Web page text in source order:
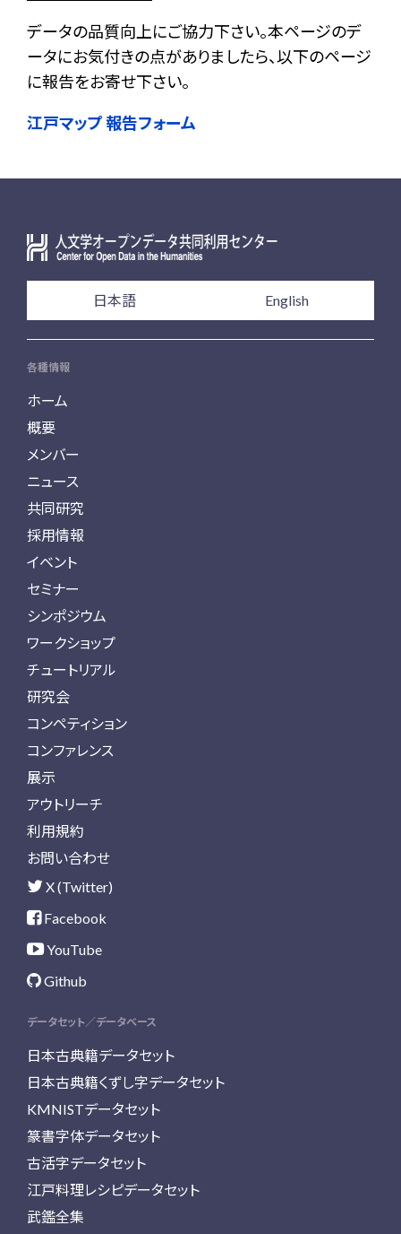
データの品質向上にご協力下さい。本ページのデ
ータにお気付きの点がありましたら、以下のページ
に報告をお寄せ下さい。
江戸マップ 報告フォーム
日本語 English
各種情報
ホーム
概要
メンバー
ニュース
共同研究
採用情報
イベント
セミナー
シンポジウム
ワークショップ
チュートリアル
研究会
コンペティション
コンファレンス
展示
アウトリーチ
利用規約
お問い合わせ
X (Twitter)
Facebook
YouTube
Github
データセット／データベース
日本古典籍データセット
日本古典籍くずし字データセット
KMNISTデータセット
篆書字体データセット
古活字データセット
江戸料理レシピデータセット
武鑑全集